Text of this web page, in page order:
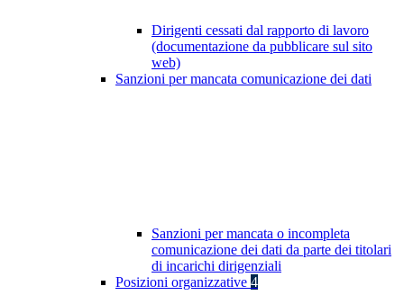
Dirigenti cessati dal rapporto di lavoro
(documentazione da pubblicare sul sito
web)
Sanzioni per mancata comunicazione dei dati
Sanzioni per mancata o incompleta
comunicazione dei dati da parte dei titolari
di incarichi dirigenziali
Posizioni organizzative 4